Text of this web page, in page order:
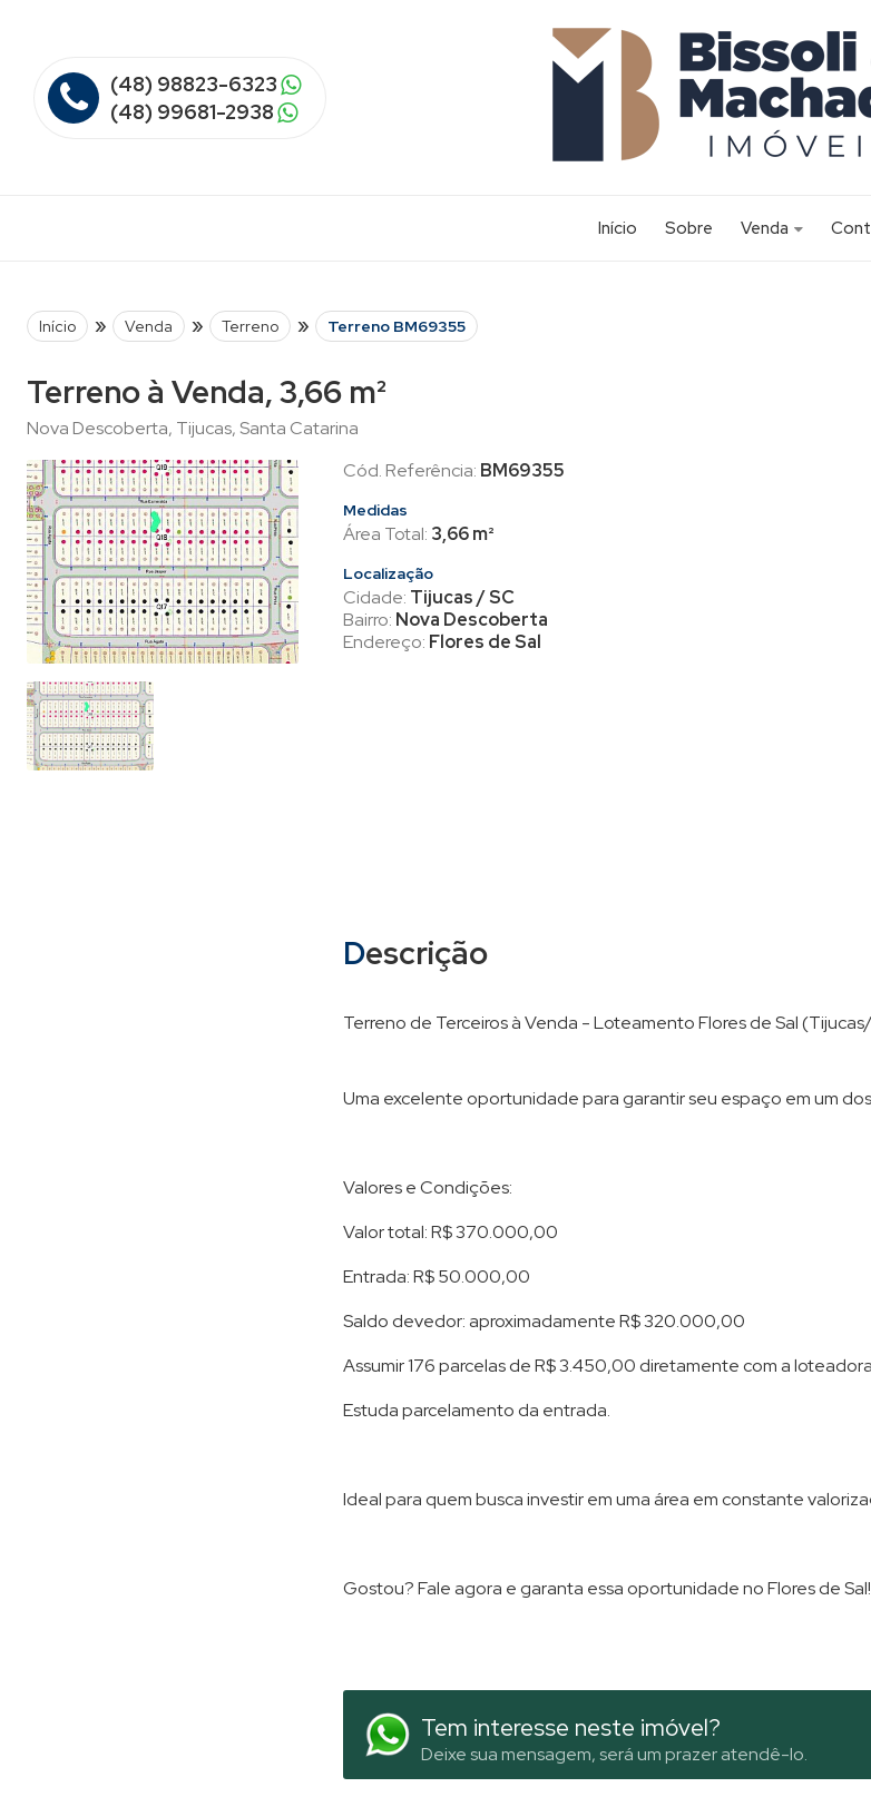
(48) 98823-6323
(48) 99681-2938
Início Sobre
Venda
Início » Venda » Terreno » Terreno BM69355
Terreno à Venda, 3,66 m²
Nova Descoberta, Tijucas, Santa Catarina
Cód. Referência: BM69355
Medidas
Área Total: 3,66 m²
Localização
Cidade: Tijucas / SC
Bairro: Nova Descoberta
Endereço: Flores de Sal
Descrição
Terreno de Terceiros à Venda - Loteamento Flores de Sal
Uma excelente oportunidade para garantir seu espaço em um
Valores e Condições:
Valor total: R$ 370.000,00
Entrada: R$ 50.000,00
Saldo devedor: aproximadamente R$ 320.000,00
Assumir 176 parcelas de R$ 3.450,00 diretamente com a loteadora
Estuda parcelamento da entrada.
Ideal para quem busca investir em uma área em constante
Gostou? Fale agora e garanta essa oportunidade no Flores de Sal!
Tem interesse neste imóvel?
Deixe sua mensagem, será um prazer atendê-lo.